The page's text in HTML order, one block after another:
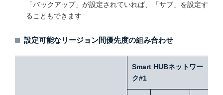
「バックアップ」が設定されていれば、「サブ」を設定す
ることもできます
設定可能なリージョン間優先度の組み合わせ
Smart HUBネットワー
ク#1